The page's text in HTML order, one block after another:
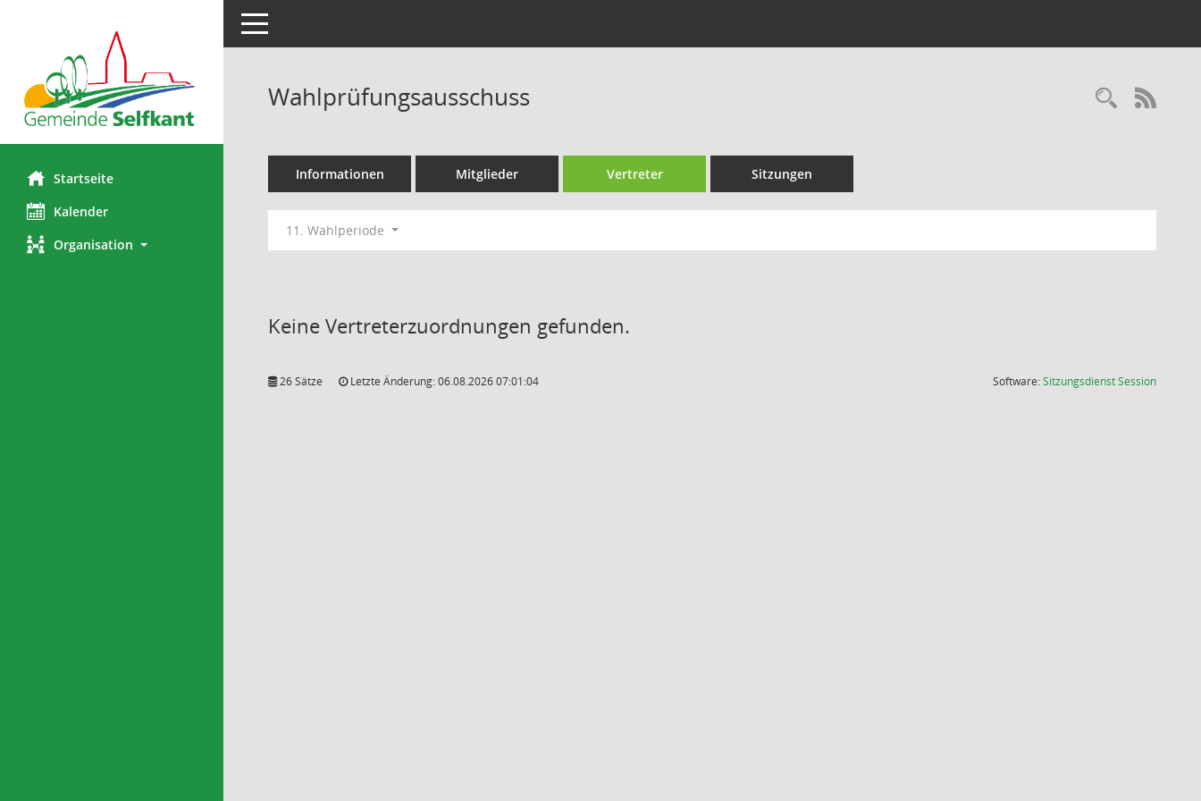
Startseite
Kalender
Organisation
Toggle navigation
Wahlprüfungsausschuss
Informationen Mitglieder Vertreter Sitzungen
11. Wahlperiode
Keine Vertreterzuordnungen gefunden.
26 Sätze Letzte Änderung: 06.08.2026 07:01:04 Software:SitzungsdienstSession(Wird in